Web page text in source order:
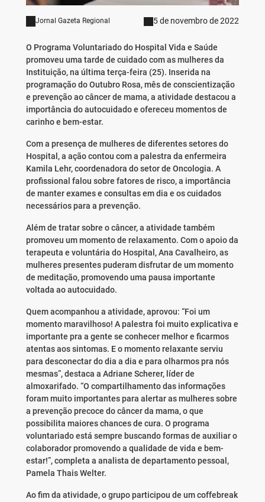
Jornal Gazeta Regional 5 de novembro de 2022
O Programa Voluntariado do Hospital Vida e Saúde
promoveu uma tarde de cuidado com as mulheres da
Instituição, na última terça-feira (25). Inserida na
programação do Outubro Rosa, mês de conscientização
e prevenção ao câncer de mama, a atividade destacou a
importância do autocuidado e ofereceu momentos de
carinho e bem-estar.
Com a presença de mulheres de diferentes setores do
Hospital, a ação contou com a palestra da enfermeira
Kamila Lehr, coordenadora do setor de Oncologia. A
profissional falou sobre fatores de risco, a importância
de manter exames e consultas em dia e os cuidados
necessários para a prevenção.
Além de tratar sobre o câncer, a atividade também
promoveu um momento de relaxamento. Com o apoio da
terapeuta e voluntária do Hospital, Ana Cavalheiro, as
mulheres presentes puderam disfrutar de um momento
de meditação, promovendo uma pausa importante
voltada ao autocuidado.
Quem acompanhou a atividade, aprovou: “Foi um
momento maravilhoso! A palestra foi muito explicativa e
importante pra a gente se conhecer melhor e ficarmos
atentas aos sintomas. E o momento relaxante serviu
para desconectar do dia a dia e para olharmos pra nós
mesmas”, destaca a Adriane Scherer, líder de
almoxarifado. “O compartilhamento das informações
foram muito importantes para alertar as mulheres sobre
a prevenção precoce do câncer da mama, o que
possibilita maiores chances de cura. O programa
voluntariado está sempre buscando formas de auxiliar o
colaborador promovendo a qualidade de vida e bem-
estar!”, completa a analista de departamento pessoal,
Pamela Thais Welter.
Ao fim da atividade, o grupo participou de um coffebreak